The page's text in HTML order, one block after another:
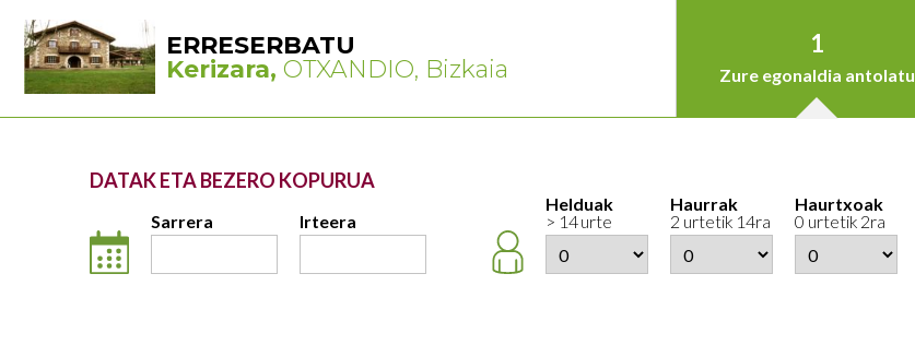
ERRESERBATU
Kerizara, OTXANDIO, Bizkaia
1
Zure egonaldia antolatu
DATAK ETA BEZERO KOPURUA
Sarrera Irteera
Helduak
> 14 urte
Haurrak
2 urtetik 14ra
Haurtxoak
0 urtetik 2ra